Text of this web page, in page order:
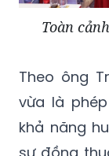
Toàn
Theo ông
vừa là
khả năng